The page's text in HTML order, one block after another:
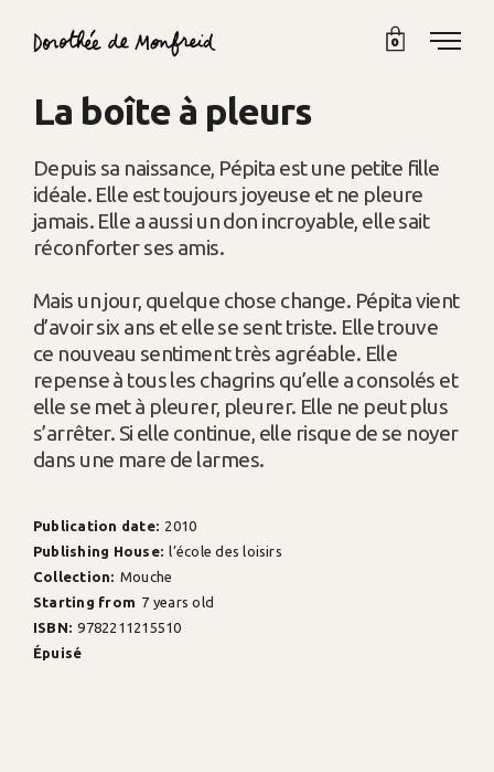
0
La boîte à pleurs
Depuis sa naissance, Pépita est une petite fille
idéale. Elle est toujours joyeuse et ne pleure
jamais. Elle a aussi un don incroyable, elle sait
réconforter ses amis.
Mais un jour, quelque chose change. Pépita vient
d’avoir six ans et elle se sent triste. Elle trouve
ce nouveau sentiment très agréable. Elle
repense à tous les chagrins qu’elle a consolés et
elle se met à pleurer, pleurer. Elle ne peut plus
s’arrêter. Si elle continue, elle risque de se noyer
dans une mare de larmes.
Publication date: 2010
Publishing House: l’école des loisirs
Collection: Mouche
Starting from 7 years old
ISBN: 9782211215510
Épuisé